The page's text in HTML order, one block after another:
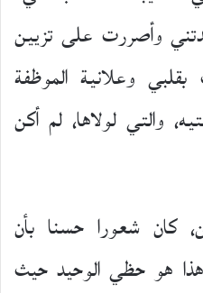
وأصررت على تزيين
وعلانية الموظفة
والتي لولاها، لم أكن
كان شعورا حسنا بأن
هذا هو حظي الوحيد حيث